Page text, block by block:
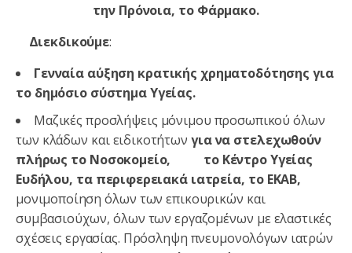
την Πρόνοια, το Φάρμακο.
Διεκδικούμε:
Γενναία αύξηση κρατικής χρηματοδότησης για
το δημόσιο σύστημα Υγείας.
Μαζικές προσλήψεις μόνιμου προσωπικού όλων
των κλάδων και ειδικοτήτων για να στελεχωθούν
πλήρως το Νοσοκομείο, το Κέντρο Υγείας
Ευδήλου, τα περιφερειακά ιατρεία, το ΕΚΑΒ,
μονιμοποίηση όλων των επικουρικών και
συμβασιούχων, όλων των εργαζομένων με ελαστικές
σχέσεις εργασίας. Πρόσληψη πνευμονολόγων ιατρών